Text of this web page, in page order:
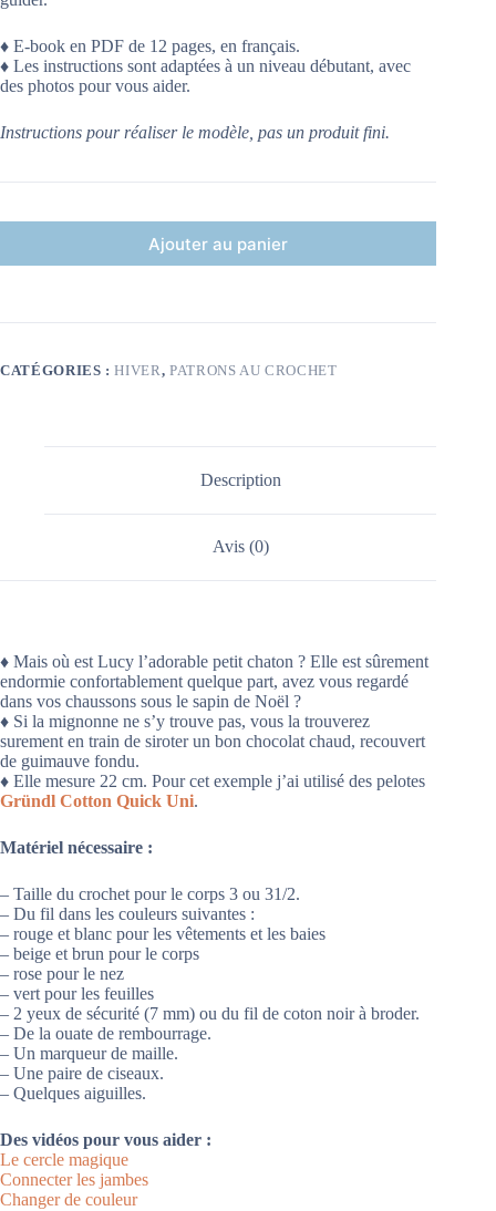
♦ E-book en PDF de 12 pages, en français.
♦ Les instructions sont adaptées à un niveau débutant, avec
des photos pour vous aider.
Instructions pour réaliser le modèle, pas un produit fini.
Ajouter au panier
CATÉGORIES :HIVER,PATRONS AU CROCHET
Description
Avis (0)
♦ Mais où est Lucy l’adorable petit chaton ? Elle est sûrement
endormie confortablement quelque part, avez vous regardé
dans vos chaussons sous le sapin de Noël ?
♦ Si la mignonne ne s’y trouve pas, vous la trouverez
surement en train de siroter un bon chocolat chaud, recouvert
de guimauve fondu.
♦ Elle mesure 22 cm. Pour cet exemple j’ai utilisé des pelotes
Gründl Cotton Quick Uni.
Matériel nécessaire :
– Taille du crochet pour le corps 3 ou 31/2.
– Du fil dans les couleurs suivantes :
– rouge et blanc pour les vêtements et les baies
– beige et brun pour le corps
– rose pour le nez
– vert pour les feuilles
– 2 yeux de sécurité (7 mm) ou du fil de coton noir à broder.
– De la ouate de rembourrage.
– Un marqueur de maille.
– Une paire de ciseaux.
– Quelques aiguilles.
Des vidéos pour vous aider :
Le cercle magique
Connecter les jambes
Changer de couleur